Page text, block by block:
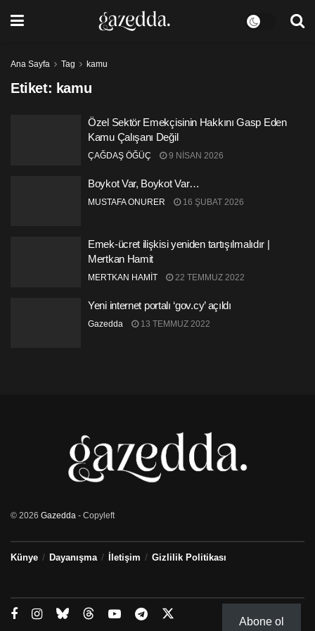
Ana Sayfa Tag kamu
Etiket: kamu
Özel Sektör Emekçisinin Hakkını Gasp Eden
Kamu Çalışanı Değil
ÇAĞDAŞ ÖĞÜÇ 9 NISAN 2026
Boykot Var, Boykot Var…
MUSTAFA ONURER 16 ŞUBAT 2026
Emek-ücret ilişkisi yeniden tartışılmalıdır |
Mertkan Hamit
MERTKAN HAMİT 22 TEMMUZ 2022
Yeni internet portalı ‘gov.cy’ açıldı
Gazedda 13 TEMMUZ 2022
© 2026 Gazedda - Copyleft
Künye Dayanışma İletişim Gizlilik Politikası
Abone ol